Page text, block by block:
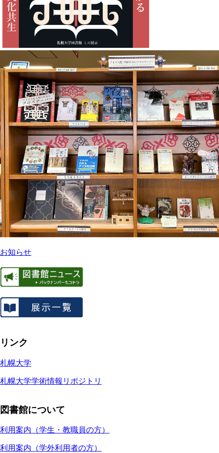
お知らせ
リンク
札幌大学
札幌大学学術情報リポジトリ
図書館について
利用案内（学生・教職員の方）
利用案内（学外利用者の方）